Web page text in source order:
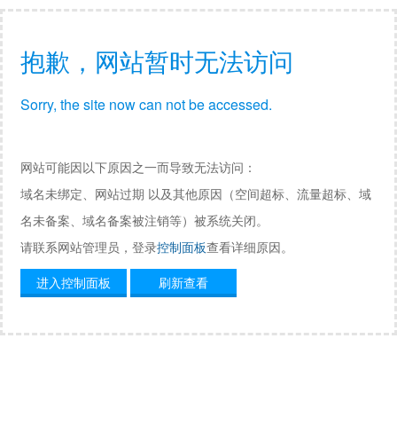
抱歉，网站暂时无法访问
Sorry, the site now can not be accessed.
网站可能因以下原因之一而导致无法访问：
域名未绑定、网站过期 以及其他原因（空间超标、流量超标、域
名未备案、域名备案被注销等）被系统关闭。
请联系网站管理员，登录控制面板查看详细原因。
进入控制面板
刷新查看